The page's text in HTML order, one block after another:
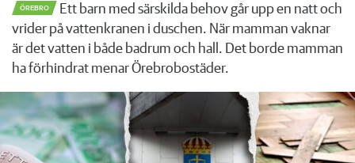
ÖREBRO
Ett barn med särskilda behov går upp en natt och
vrider på vattenkranen i duschen. När mamman vaknar
är det vatten i både badrum och hall. Det borde mamman
ha förhindrat menar Örebrobostäder.